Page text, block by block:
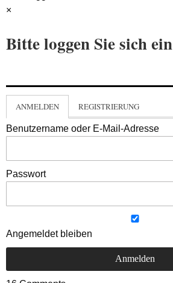
×
Bitte loggen Sie sich ein
ANMELDEN REGISTRIERUNG
Benutzername oder E-Mail-Adresse
Passwort
Angemeldet bleiben